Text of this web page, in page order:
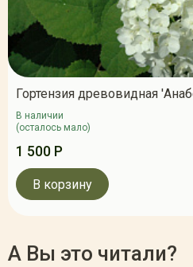
Гортензия древовидная
В наличии
(осталось мало)
1 500 Р
В корзину
А Вы это читали?